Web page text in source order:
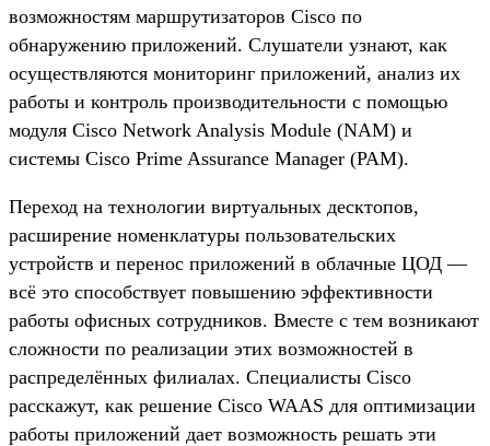
возможностям маршрутизаторов Cisco по
обнаружению приложений. Слушатели узнают, как
осуществляются мониторинг приложений, анализ их
работы и контроль производительности с помощью
модуля Cisco Network Analysis Module (NAM) и
системы Cisco Prime Assurance Manager (PAM).
Переход на технологии виртуальных десктопов,
расширение номенклатуры пользовательских
устройств и перенос приложений в облачные ЦОД —
всё это способствует повышению эффективности
работы офисных сотрудников. Вместе с тем возникают
сложности по реализации этих возможностей в
распределённых филиалах. Специалисты Cisco
расскажут, как решение Cisco WAAS для оптимизации
работы приложений дает возможность решать эти